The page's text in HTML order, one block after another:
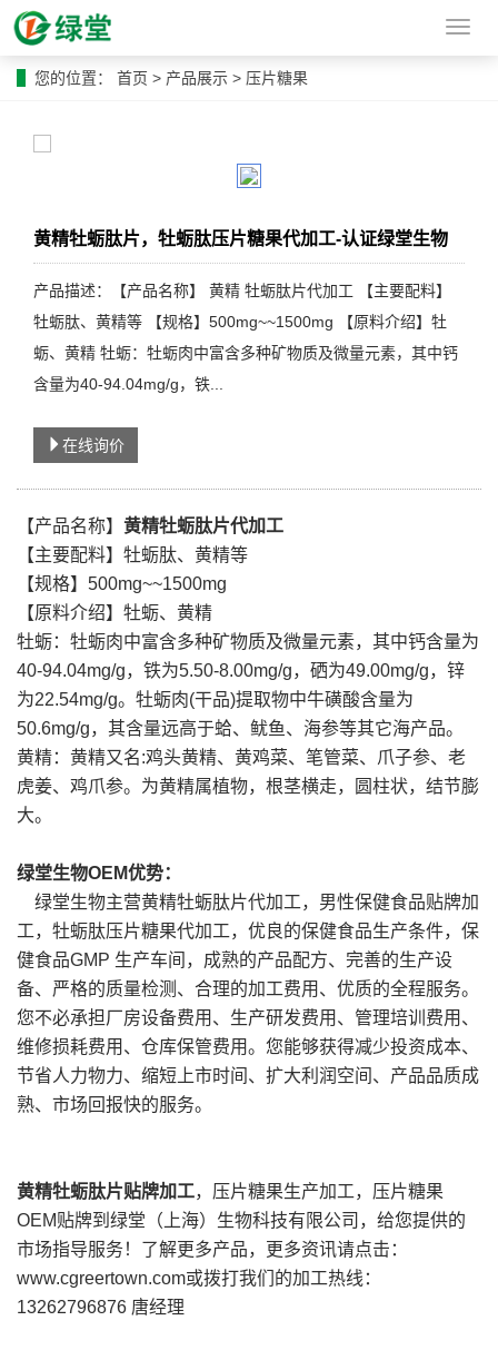
导
您的位置： 首页 > 产品展示 > 压片糖果
黄精牡蛎肽片，牡蛎肽压片糖果代加工-认证绿堂生物
产品描述：【产品名称】 黄精 牡蛎肽片代加工 【主要配料】
牡蛎肽、黄精等 【规格】500mg~~1500mg 【原料介绍】牡
蛎、黄精 牡蛎：牡蛎肉中富含多种矿物质及微量元素，其中钙
含量为40-94.04mg/g，铁...
在线询价
【产品名称】 黄精牡蛎肽片代加工
【主要配料】牡蛎肽、黄精等
【规格】500mg~~1500mg
【原料介绍】牡蛎、黄精
牡蛎：牡蛎肉中富含多种矿物质及微量元素，其中钙含量为
40-94.04mg/g，铁为5.50-8.00mg/g，硒为49.00mg/g，锌
为22.54mg/g。牡蛎肉(干品)提取物中牛磺酸含量为
50.6mg/g，其含量远高于蛤、鱿鱼、海参等其它海产品。
黄精：黄精又名:鸡头黄精、黄鸡菜、笔管菜、爪子参、老
虎姜、鸡爪参。为黄精属植物，根茎横走，圆柱状，结节膨
大。
绿堂生物OEM优势：
绿堂生物主营黄精牡蛎肽片代加工，男性保健食品贴牌加
工，牡蛎肽压片糖果代加工，优良的保健食品生产条件，保
健食品GMP 生产车间，成熟的产品配方、完善的生产设
备、严格的质量检测、合理的加工费用、优质的全程服务。
您不必承担厂房设备费用、生产研发费用、管理培训费用、
维修损耗费用、仓库保管费用。您能够获得减少投资成本、
节省人力物力、缩短上市时间、扩大利润空间、产品品质成
熟、市场回报快的服务。
黄精牡蛎肽片贴牌加工，压片糖果生产加工，压片糖果
OEM贴牌到绿堂（上海）生物科技有限公司，给您提供的
市场指导服务！了解更多产品，更多资讯请点击：
www.cgreertown.com或拨打我们的加工热线：
13262796876 唐经理